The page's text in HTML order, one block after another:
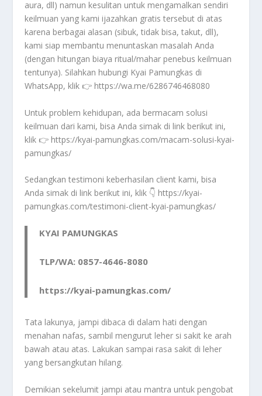
aura, dll) namun kesulitan untuk mengamalkan sendiri
keilmuan yang kami ijazahkan gratis tersebut di atas
karena berbagai alasan (sibuk, tidak bisa, takut, dll),
kami siap membantu menuntaskan masalah Anda
(dengan hitungan biaya ritual/mahar penebus keilmuan
tentunya). Silahkan hubungi Kyai Pamungkas di
WhatsApp, klik 👉 https://wa.me/6286746468080
Untuk problem kehidupan, ada bermacam solusi
keilmuan dari kami, bisa Anda simak di link berikut ini,
klik 👉 https://kyai-pamungkas.com/macam-solusi-kyai-
pamungkas/
Sedangkan testimoni keberhasilan client kami, bisa
Anda simak di link berikut ini, klik 👇 https://kyai-
pamungkas.com/testimoni-client-kyai-pamungkas/
KYAI PAMUNGKAS
TLP/WA: 0857-4646-8080
https://kyai-pamungkas.com/
Tata lakunya, jampi dibaca di dalam hati dengan
menahan nafas, sambil mengurut leher si sakit ke arah
bawah atau atas. Lakukan sampai rasa sakit di leher
yang bersangkutan hilang.
Demikian sekelumit jampi atau mantra untuk pengobat